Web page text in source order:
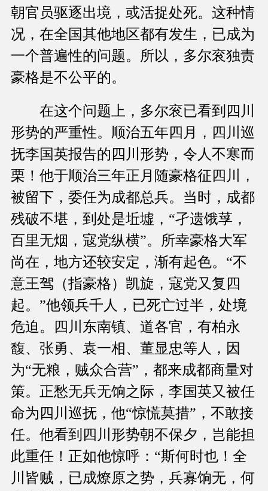
朝官员驱逐出境，或活捉处死。这种情
况，在全国其他地区都有发生，已成为
一个普遍性的问题。所以，多尔衮独责
豪格是不公平的。
在这个问题上，多尔衮已看到四川
形势的严重性。顺治五年四月，四川巡
抚李国英报告的四川形势，令人不寒而
栗！他于顺治三年正月随豪格征四川，
被留下，委任为成都总兵。当时，成都
残破不堪，到处是坵墟，“孑遗饿莩，
百里无烟，寇党纵横”。所幸豪格大军
尚在，地方还较安定，渐有起色。“不
意王驾（指豪格）凯旋，寇党又复四
起。”他领兵千人，已死亡过半，处境
危迫。四川东南镇、道各官，有柏永
馥、张勇、袁一相、董显忠等人，因
为“无粮，贼众合营”，都来成都商量对
策。正愁无兵无饷之际，李国英又被任
命为四川巡抚，他“惊慌莫措”，不敢接
任。他看到四川形势朝不保夕，岂能担
此重任！正如他惊呼：“斯何时也！全
川皆贼，已成燎原之势，兵寡饷无，何